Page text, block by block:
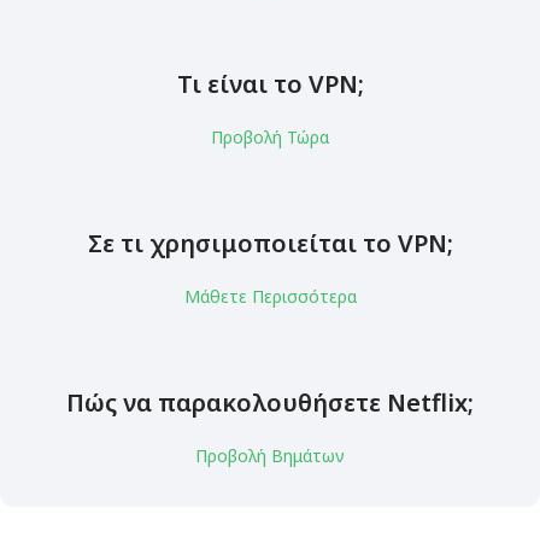
Τι είναι το VPN;
Προβολή Τώρα
Σε τι χρησιμοποιείται το VPN;
Μάθετε Περισσότερα
Πώς να παρακολουθήσετε Netflix;
Προβολή Βημάτων